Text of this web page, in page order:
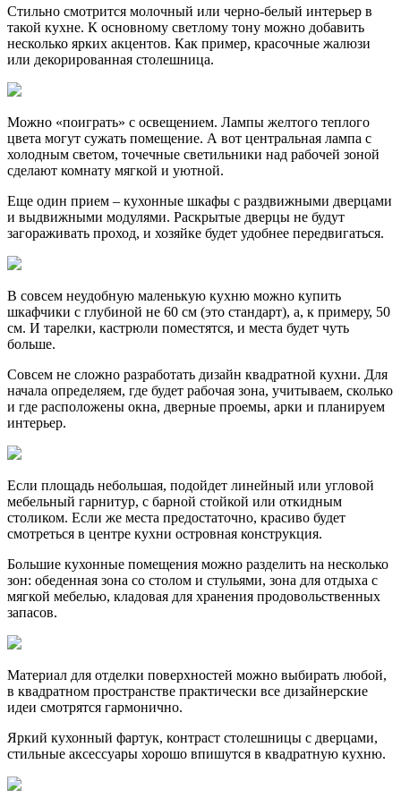
Стильно смотрится молочный или черно-белый интерьер в
такой кухне. К основному светлому тону можно добавить
несколько ярких акцентов. Как пример, красочные жалюзи
или декорированная столешница.
Можно «поиграть» с освещением. Лампы желтого теплого
цвета могут сужать помещение. А вот центральная лампа с
холодным светом, точечные светильники над рабочей зоной
сделают комнату мягкой и уютной.
Еще один прием – кухонные шкафы с раздвижными дверцами
и выдвижными модулями. Раскрытые дверцы не будут
загораживать проход, и хозяйке будет удобнее передвигаться.
В совсем неудобную маленькую кухню можно купить
шкафчики с глубиной не 60 см (это стандарт), а, к примеру, 50
см. И тарелки, кастрюли поместятся, и места будет чуть
больше.
Совсем не сложно разработать дизайн квадратной кухни. Для
начала определяем, где будет рабочая зона, учитываем, сколько
и где расположены окна, дверные проемы, арки и планируем
интерьер.
Если площадь небольшая, подойдет линейный или угловой
мебельный гарнитур, с барной стойкой или откидным
столиком. Если же места предостаточно, красиво будет
смотреться в центре кухни островная конструкция.
Большие кухонные помещения можно разделить на несколько
зон: обеденная зона со столом и стульями, зона для отдыха с
мягкой мебелью, кладовая для хранения продовольственных
запасов.
Материал для отделки поверхностей можно выбирать любой,
в квадратном пространстве практически все дизайнерские
идеи смотрятся гармонично.
Яркий кухонный фартук, контраст столешницы с дверцами,
стильные аксессуары хорошо впишутся в квадратную кухню.